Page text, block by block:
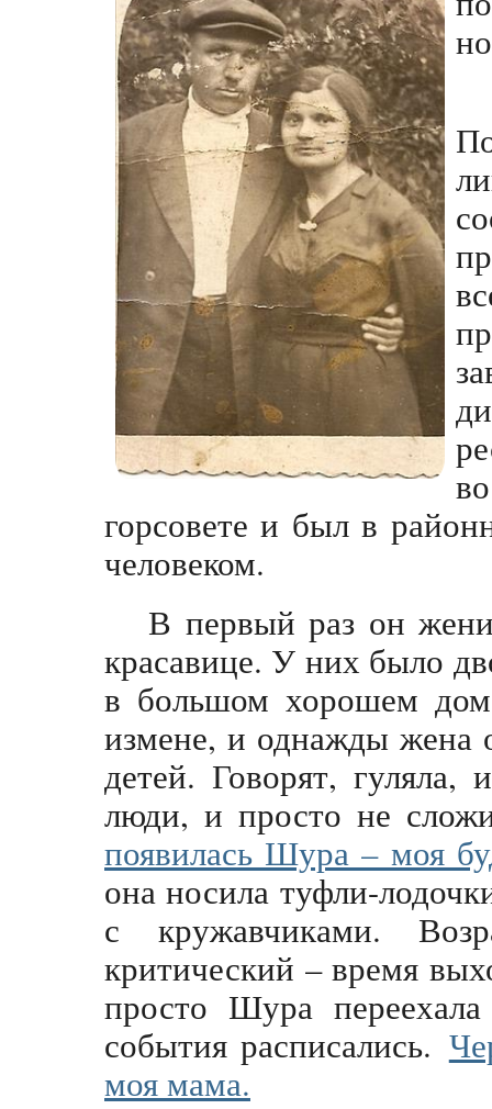
горсовете и был в
человеком.
В первый раз он
красавице. У них было
в большом хорошем
измене, и однажды жена
детей. Говорят,
люди, и просто не
появилась Шура – моя
она носила туфли-
с кружавчиками.
критический – время
просто Шура
события расписались.
моя мама.